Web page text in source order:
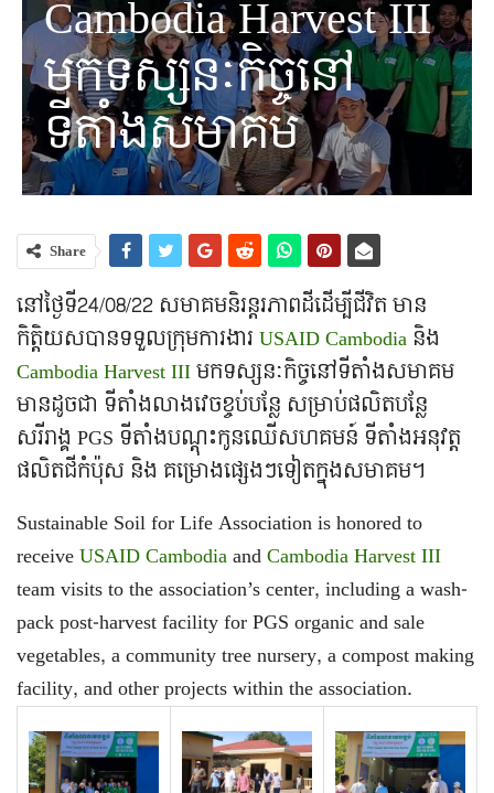
Cambodia Harvest III
មកទស្សនៈកិច្ចនៅ
ទីតាំងសមាគម
Share
នៅថ្ងៃទី24/08/22 សមាគមនិរន្តរភាពដីដើម្បីជីវិត មាន
កិត្តិយសបានទទួលក្រុមការងារUSAID Cambodia និង
Cambodia Harvest IIIមកទស្សនៈកិច្ចនៅទីតាំងសមាគម
មានដូចជា ទីតាំងលាងវេចខ្ចប់បន្លែ សម្រាប់ផលិតបន្លែ
សរីរាង្គ PGS ទីតាំងបណ្តុះកូនឈើសហគមន៍ ទីតាំងអនុវត្ត
ផលិតជីកំប៉ុស និង គម្រោងផ្សេងៗទៀតក្នុងសមាគម។
Sustainable Soil for Life Association is honored to
receiveUSAID CambodiaandCambodia Harvest III
team visits to the association’s center, including a wash-
pack post-harvest facility for PGS organic and sale
vegetables, a community tree nursery, a compost making
facility, and other projects within the association.